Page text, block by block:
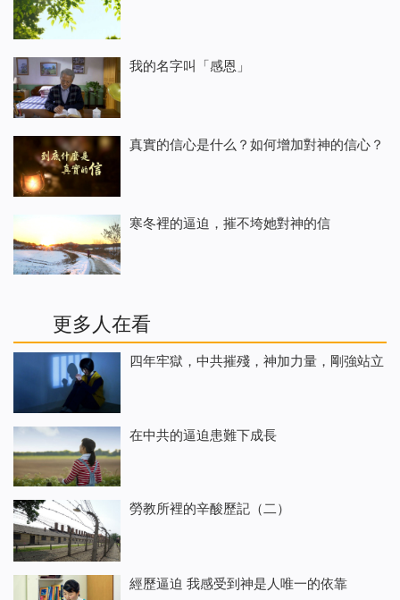
我的名字叫「感恩」
真實的信心是什么？如何增加對神的信心？
寒冬裡的逼迫，摧不垮她對神的信
更多人在看
四年牢獄，中共摧殘，神加力量，剛強站立
在中共的逼迫患難下成長
勞教所裡的辛酸歷記（二）
經歷逼迫 我感受到神是人唯一的依靠